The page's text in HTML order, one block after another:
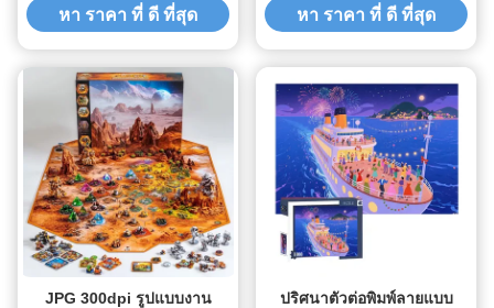
บุคคลิป
หา ราคา ที่ ดี ที่สุด
ชั่วโมง
หา ราคา ที่ ดี ที่สุด
JPG 300dpi รูปแบบงาน
ปริศนาตัวต่อพิมพ์ลายแบบ